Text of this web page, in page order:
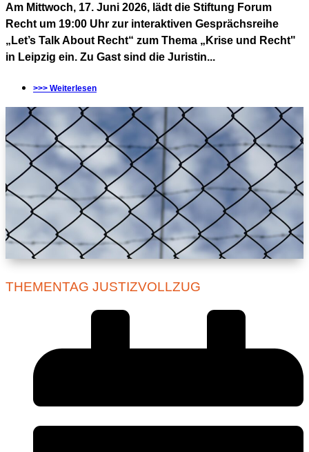
Am Mittwoch, 17. Juni 2026, lädt die Stiftung Forum
Recht um 19:00 Uhr zur interaktiven Gesprächsreihe
„Let’s Talk About Recht“ zum Thema „Krise und Recht"
in Leipzig ein. Zu Gast sind die Juristin...
>>> Weiterlesen
THEMENTAG JUSTIZVOLLZUG